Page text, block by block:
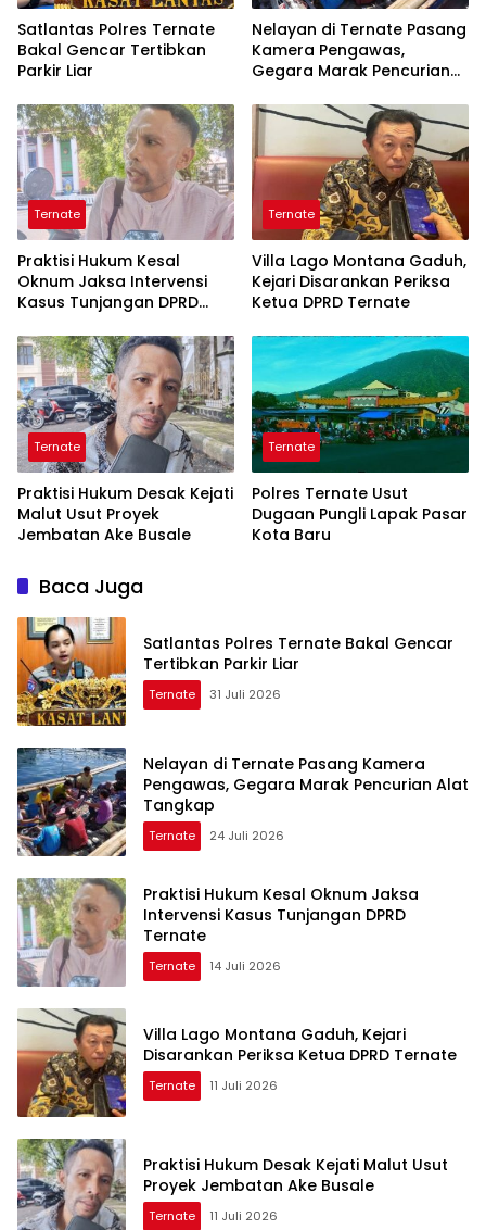
Satlantas Polres Ternate
Bakal Gencar Tertibkan
Parkir Liar
Nelayan di Ternate Pasang
Kamera Pengawas,
Gegara Marak Pencurian
Ternate
Praktisi Hukum Kesal
Oknum Jaksa Intervensi
Kasus Tunjangan DPRD
Ternate
Villa Lago Montana Gaduh,
Kejari Disarankan Periksa
Ketua DPRD Ternate
Ternate
Praktisi Hukum Desak Kejati
Malut Usut Proyek
Jembatan Ake Busale
Ternate
Polres Ternate Usut
Dugaan Pungli Lapak Pasar
Kota Baru
Baca Juga
Satlantas Polres Ternate Bakal Gencar
Tertibkan Parkir Liar
Ternate 31 Juli 2026
Nelayan di Ternate Pasang Kamera
Pengawas, Gegara Marak Pencurian Alat
Tangkap
Ternate 24 Juli 2026
Praktisi Hukum Kesal Oknum Jaksa
Intervensi Kasus Tunjangan DPRD
Ternate
Ternate 14 Juli 2026
Villa Lago Montana Gaduh, Kejari
Disarankan Periksa Ketua DPRD Ternate
Ternate 11 Juli 2026
Praktisi Hukum Desak Kejati Malut Usut
Proyek Jembatan Ake Busale
Ternate 11 Juli 2026